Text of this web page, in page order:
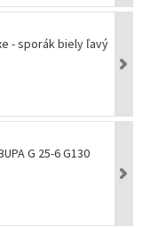
- sporák biely ľavý
G 25-6 G130